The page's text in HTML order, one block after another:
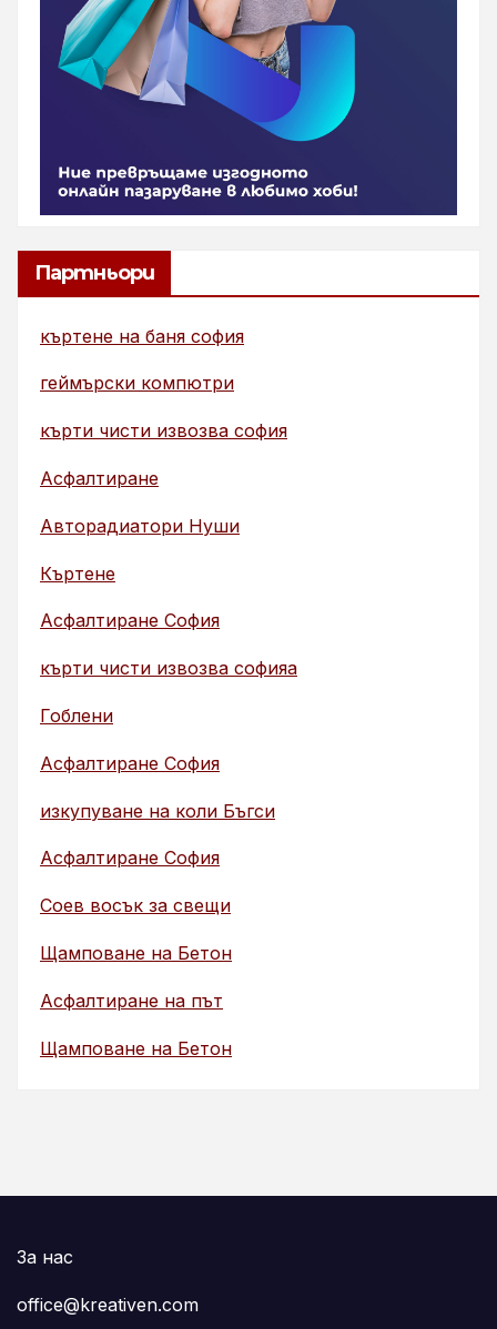
Партньори
къртене на баня софия
геймърски компютри
кърти чисти извозва софия
Асфалтиране
Авторадиатори Нуши
Къртене
Асфалтиране София
кърти чисти извозва софияа
Гоблени
Асфалтиране София
изкупуване на коли Бъгси
Асфалтиране София
Соев восък за свещи
Щамповане на Бетон
Асфалтиране на път
Щамповане на Бетон
За нас
office@kreativen.com